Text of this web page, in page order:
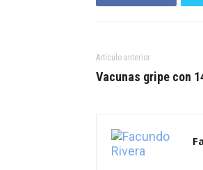
Artículo anterior
Vacunas gripe con